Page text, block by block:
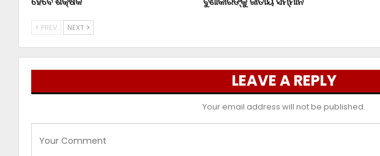
PREV NEXT
LEAVE A REPLY
Your email address will not be published.